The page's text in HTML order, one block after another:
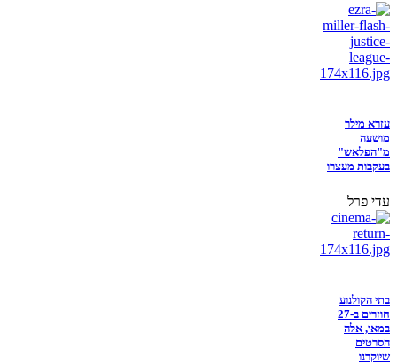
עזרא מילר
מושעה
מ"הפלאש"
בעקבות מעצרו
עדי פרל
בתי הקולנוע
חוזרים ב-27
במאי, אלה
הסרטים
שיוקרנו